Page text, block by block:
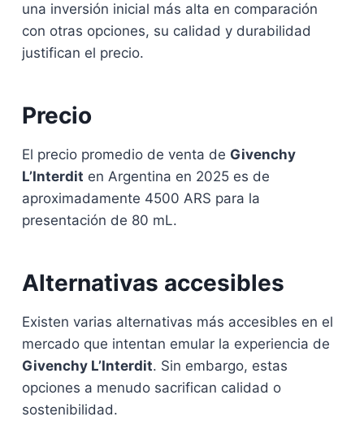
una inversión inicial más alta en comparación
con otras opciones, su calidad y durabilidad
justifican el precio.
Precio
El precio promedio de venta de Givenchy
L’Interdit en Argentina en 2025 es de
aproximadamente 4500 ARS para la
presentación de 80 mL.
Alternativas accesibles
Existen varias alternativas más accesibles en el
mercado que intentan emular la experiencia de
Givenchy L’Interdit. Sin embargo, estas
opciones a menudo sacrifican calidad o
sostenibilidad.